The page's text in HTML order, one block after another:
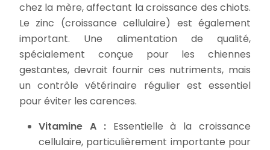
chez la mère, affectant la croissance des chiots.
Le zinc (croissance cellulaire) est également
important. Une alimentation de qualité,
spécialement conçue pour les chiennes
gestantes, devrait fournir ces nutriments, mais
un contrôle vétérinaire régulier est essentiel
pour éviter les carences.
Vitamine A : Essentielle à la croissance
cellulaire, particulièrement importante pour